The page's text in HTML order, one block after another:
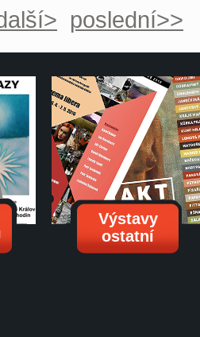
poslední>>
Výstavy
ostatní